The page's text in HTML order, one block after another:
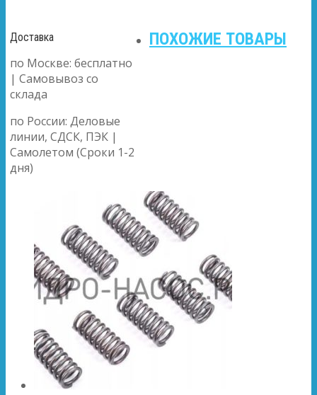
Доставка
по Москве: бесплатно
| Самовывоз со
склада
по России: Деловые
линии, СДСК, ПЭК |
Самолетом (Сроки 1-2
дня)
ПОХОЖИЕ ТОВАРЫ